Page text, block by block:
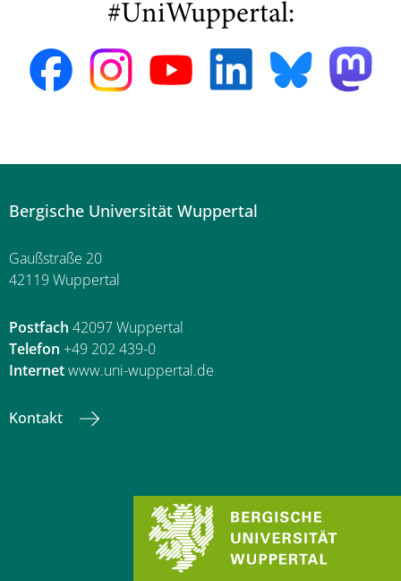
#UniWuppertal:
Bergische Universität Wuppertal
Gaußstraße 20
42119 Wuppertal
Postfach 42097 Wuppertal
Telefon +49 202 439-0
Internetwww.uni-wuppertal.de
Kontakt